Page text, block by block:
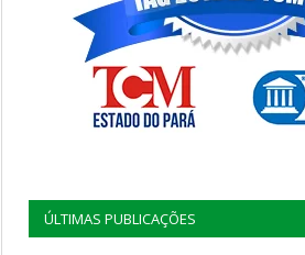
ÚLTIMAS PUBLICAÇÕES